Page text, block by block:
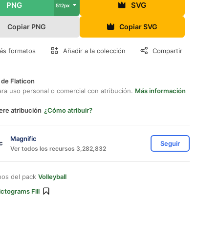
PNG 512px SVG
Copiar PNG Copiar SVG
formatos Añadir a la colección Compartir
Flaticon
uso personal o comercial con atribución. Más información
atribución ¿Cómo atribuir?
Magnific
Ver todos los recursos 3,282,832
Seguir
del pack Volleyball
Fill